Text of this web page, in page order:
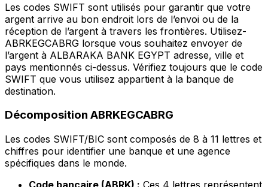
Les codes SWIFT sont utilisés pour garantir que votre
argent arrive au bon endroit lors de l’envoi ou de la
réception de l’argent à travers les frontières. Utilisez-
ABRKEGCABRG lorsque vous souhaitez envoyer de
l’argent à ALBARAKA BANK EGYPT adresse, ville et
pays mentionnés ci-dessus. Vérifiez toujours que le code
SWIFT que vous utilisez appartient à la banque de
destination.
Décomposition ABRKEGCABRG
Les codes SWIFT/BIC sont composés de 8 à 11 lettres et
chiffres pour identifier une banque et une agence
spécifiques dans le monde.